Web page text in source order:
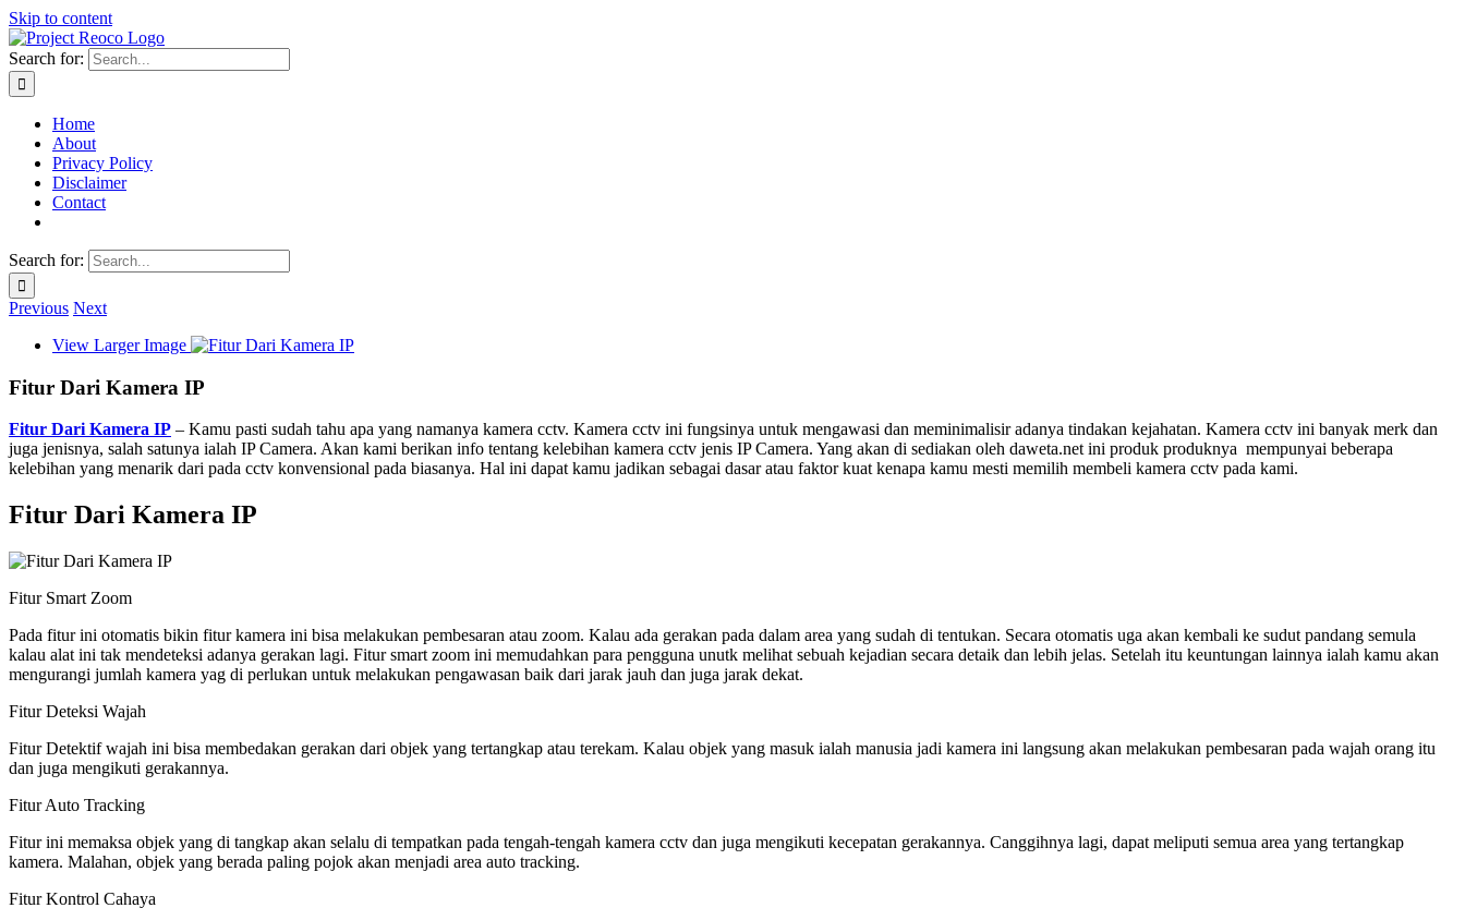
Skip to content
Search for:
Home
About
Privacy Policy
Disclaimer
Contact
Search for:
Previous Next
View Larger Image
Fitur Dari Kamera IP
Fitur Dari Kamera IP – Kamu pasti sudah tahu apa yang namanya kamera cctv. Kamera cctv ini fungsinya untuk mengawasi dan meminimalisir adanya tindakan kejahatan. Kamera cctv ini banyak merk dan
juga jenisnya, salah satunya ialah IP Camera. Akan kami berikan info tentang kelebihan kamera cctv jenis IP Camera. Yang akan di sediakan oleh daweta.net ini produk produknya mempunyai beberapa
kelebihan yang menarik dari pada cctv konvensional pada biasanya. Hal ini dapat kamu jadikan sebagai dasar atau faktor kuat kenapa kamu mesti memilih membeli kamera cctv pada kami.
Fitur Dari Kamera IP
Fitur Smart Zoom
Pada fitur ini otomatis bikin fitur kamera ini bisa melakukan pembesaran atau zoom. Kalau ada gerakan pada dalam area yang sudah di tentukan. Secara otomatis uga akan kembali ke sudut pandang semula
kalau alat ini tak mendeteksi adanya gerakan lagi. Fitur smart zoom ini memudahkan para pengguna unutk melihat sebuah kejadian secara detaik dan lebih jelas. Setelah itu keuntungan lainnya ialah kamu akan
mengurangi jumlah kamera yag di perlukan untuk melakukan pengawasan baik dari jarak jauh dan juga jarak dekat.
Fitur Deteksi Wajah
Fitur Detektif wajah ini bisa membedakan gerakan dari objek yang tertangkap atau terekam. Kalau objek yang masuk ialah manusia jadi kamera ini langsung akan melakukan pembesaran pada wajah orang itu
dan juga mengikuti gerakannya.
Fitur Auto Tracking
Fitur ini memaksa objek yang di tangkap akan selalu di tempatkan pada tengah-tengah kamera cctv dan juga mengikuti kecepatan gerakannya. Canggihnya lagi, dapat meliputi semua area yang tertangkap
kamera. Malahan, objek yang berada paling pojok akan menjadi area auto tracking.
Fitur Kontrol Cahaya